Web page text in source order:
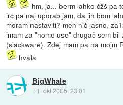
hm, ja... berm lahko čžš pa
irc pa naj uporabljam, da jih bom
moram nastaviti? men nič jasno,
imam za "home use" drugač sem
(slackware). Zdej mam pa na mojm
hvala
BigWhale
:: 1. okt 2005, 23:01